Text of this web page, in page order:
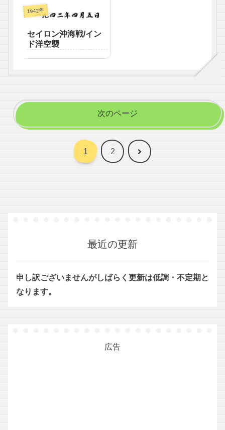
1942年
セイロン沖海戦/イン
ド洋空襲
次のページ
1 2 次
最近の更新
申し訳ございませんがしばらく更新は低調・不定期と
なります。
広告